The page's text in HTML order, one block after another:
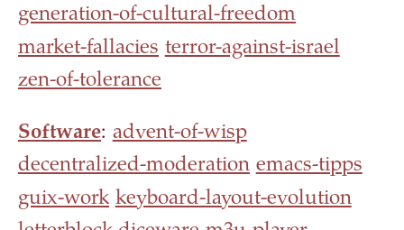
generation-of-cultural-freedom
market-fallacies terror-against-israel
zen-of-tolerance
Software: advent-of-wisp
decentralized-moderation emacs-tipps
guix-work keyboard-layout-evolution